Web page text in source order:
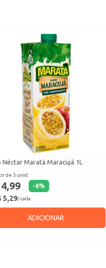
Néctar Maratá Maracujá 1L
de 3 unid.
-6%
5,29/ cada
ADICIONAR